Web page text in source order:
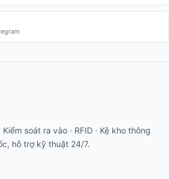
soát ra vào · RFID · Kệ kho thông
hỗ trợ kỹ thuật 24/7.